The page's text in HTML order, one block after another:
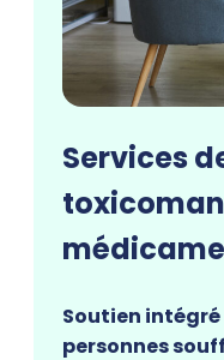
Services
Soutien
personnes